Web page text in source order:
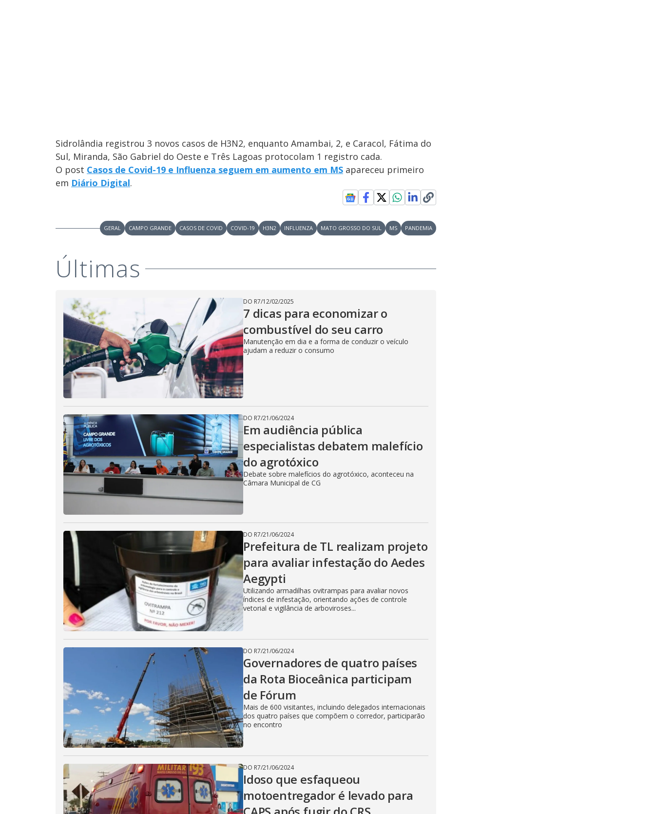
Sidrolândia registrou 3 novos casos de H3N2, enquanto Amambai, 2, e Caracol, Fátima do
Sul, Miranda, São Gabriel do Oeste e Três Lagoas protocolam 1 registro cada.
O post Casos de Covid-19 e Influenza seguem em aumento em MS apareceu primeiro
em Diário Digital.
GERAL CAMPO GRANDE CASOS DE COVID COVID-19 H3N2 INFLUENZA MATO GROSSO DO SUL MS PANDEMIA
Últimas
DO R7/12/02/2025
7 dicas para economizar o
combustível do seu carro
Manutenção em dia e a forma de conduzir o veículo
ajudam a reduzir o consumo
DO R7/21/06/2024
Em audiência pública
especialistas debatem malefício
do agrotóxico
Debate sobre malefícios do agrotóxico, aconteceu na
Câmara Municipal de CG
DO R7/21/06/2024
Prefeitura de TL realizam projeto
para avaliar infestação do Aedes
Aegypti
Utilizando armadilhas ovitrampas para avaliar novos
índices de infestação, orientando ações de controle
vetorial e vigilância de arboviroses...
DO R7/21/06/2024
Governadores de quatro países
da Rota Bioceânica participam
de Fórum
Mais de 600 visitantes, incluindo delegados internacionais
dos quatro países que compõem o corredor, participarão
no encontro
DO R7/21/06/2024
Idoso que esfaqueou
motoentregador é levado para